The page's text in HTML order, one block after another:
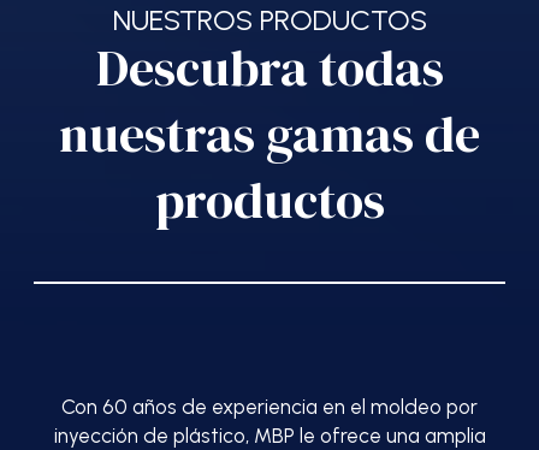
NUESTROS PRODUCTOS
Descubra todas
nuestras gamas de
productos
Con 60 años de experiencia en el moldeo por
inyección de plástico, MBP le ofrece una amplia